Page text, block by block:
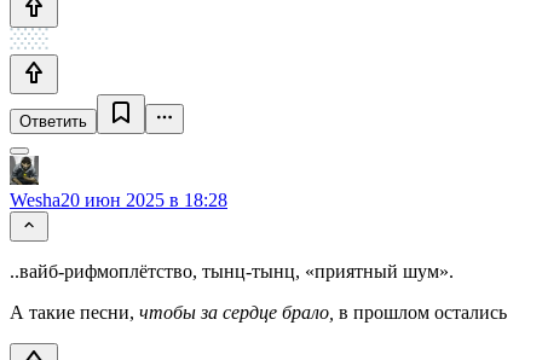
Ответить
Wesha20 июн 2025 в 18:28
..вайб‑рифмоплётство, тынц‑тынц, «приятный шум».
А такие пеcни, чтобы за сердце брало, в прошлом остались